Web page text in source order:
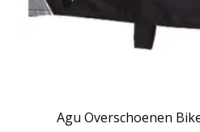
Agu Overschoenen